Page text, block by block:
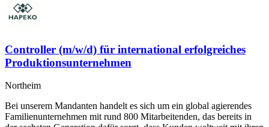
Controller (m/w/d) für international erfolgreiches
Produktionsunternehmen
Northeim
Bei unserem Mandanten handelt es sich um ein global agierendes
Familienunternehmen mit rund 800 Mitarbeitenden, das bereits in